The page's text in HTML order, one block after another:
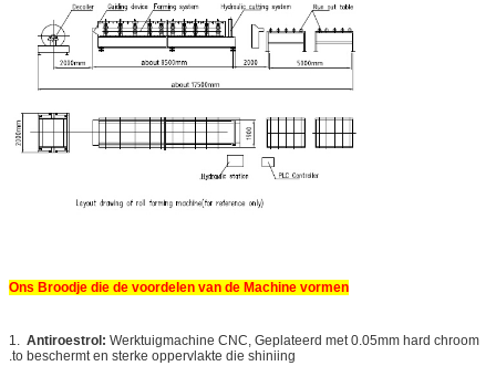
Ons Broodje die de voordelen van de Machine vormen
1. Antiroestrol: Werktuigmachine CNC, Geplateerd met 0.05mm hard chroom
.to beschermt en sterke oppervlakte die shiniing